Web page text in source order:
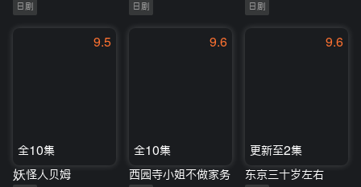
日剧 日剧 日剧
9.5
全10集
妖怪人贝姆
9.6
全10集
西园寺小姐不做家务
9.6
更新至2集
东京三十岁左右